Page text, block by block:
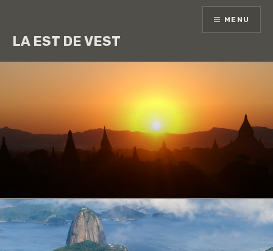
content
LA EST DE VEST
MENU